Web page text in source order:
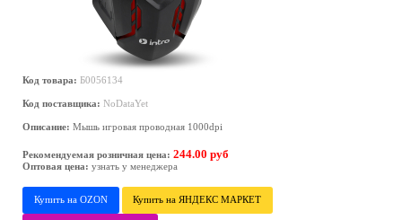
Код товара: Б0056134
Код поставщика: NoDataYet
Описание: Мышь игровая проводная 1000dpi
Рекомендуемая розничная цена: 244.00 руб
Оптовая цена: узнать у менеджера
Купить на OZON Купить на ЯНДЕКС МАРКЕТ